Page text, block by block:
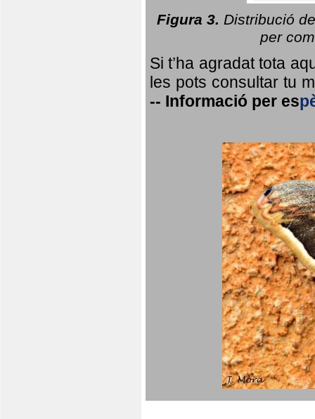
Figura 3. Distribució
per
Si t’ha agradat tota
les pots consultar tu
-- Informació per es